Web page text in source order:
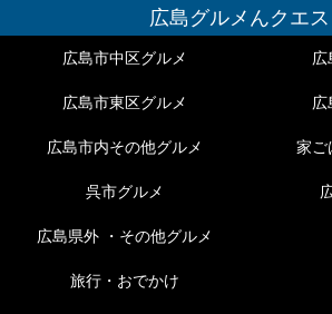
広島グルメんクエス
広島市中区グルメ 広
広島市東区グルメ 広
広島市内その他グルメ 家ご
呉市グルメ
広島県外 ・その他グルメ
旅行・おでかけ